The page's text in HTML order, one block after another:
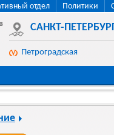
отдел Политики
САНКТ-
Петроградская